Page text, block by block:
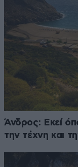
Άνδρος: Εκεί
την τέχνη και